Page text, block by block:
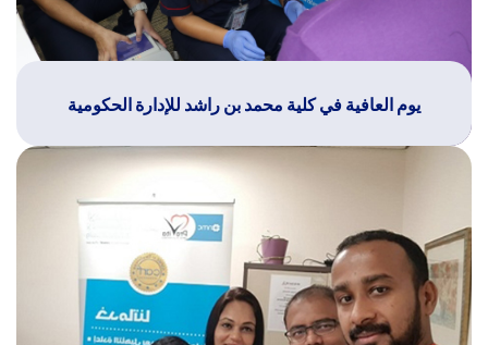
يوم العافية في كلية محمد بن راشد للإدارة الحكومية